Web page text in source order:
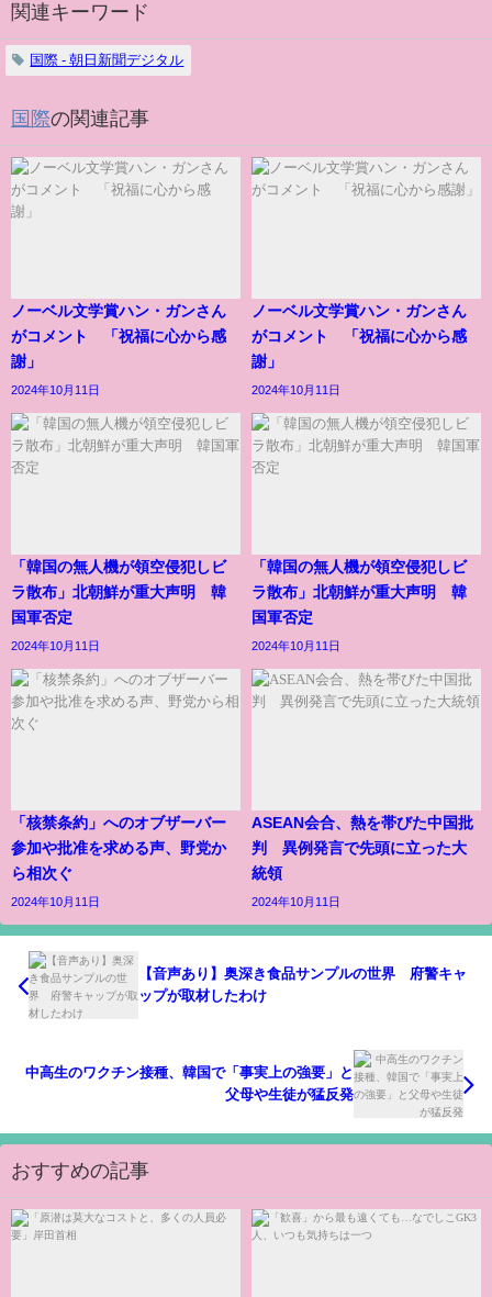
関連キーワード
国際 - 朝日新聞デジタル
国際の関連記事
ノーベル文学賞ハン・ガンさん
がコメント 「祝福に心から感
謝」
2024年10月11日
ノーベル文学賞ハン・ガンさん
がコメント 「祝福に心から感
謝」
2024年10月11日
「韓国の無人機が領空侵犯しビ
ラ散布」北朝鮮が重大声明 韓
国軍否定
2024年10月11日
「韓国の無人機が領空侵犯しビ
ラ散布」北朝鮮が重大声明 韓
国軍否定
2024年10月11日
「核禁条約」へのオブザーバー
参加や批准を求める声、野党か
ら相次ぐ
2024年10月11日
ASEAN会合、熱を帯びた中国批
判 異例発言で先頭に立った大
統領
2024年10月11日
【音声あり】奥深き食品サンプルの世界 府警キャ
ップが取材したわけ
中高生のワクチン接種、韓国で「事実上の強要」と
父母や生徒が猛反発
おすすめの記事